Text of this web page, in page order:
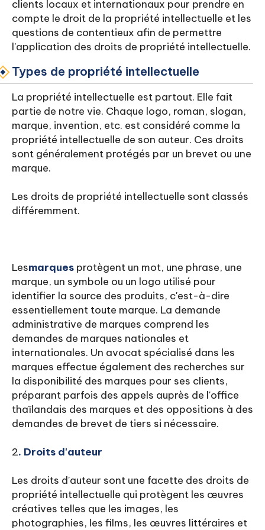
clients locaux et internationaux pour prendre en
compte le droit de la propriété intellectuelle et les
questions de contentieux afin de permettre
l'application des droits de propriété intellectuelle.
Types de propriété intellectuelle
La propriété intellectuelle est partout. Elle fait
partie de notre vie. Chaque logo, roman, slogan,
marque, invention, etc. est considéré comme la
propriété intellectuelle de son auteur. Ces droits
sont généralement protégés par un brevet ou une
marque.
Les droits de propriété intellectuelle sont classés
différemment.
Lesmarques protègent un mot, une phrase, une
marque, un symbole ou un logo utilisé pour
identifier la source des produits, c'est-à-dire
essentiellement toute marque. La demande
administrative de marques comprend les
demandes de marques nationales et
internationales. Un avocat spécialisé dans les
marques effectue également des recherches sur
la disponibilité des marques pour ses clients,
préparant parfois des appels auprès de l'office
thaïlandais des marques et des oppositions à des
demandes de brevet de tiers si nécessaire.
2. Droits d'auteur
Les droits d'auteur sont une facette des droits de
propriété intellectuelle qui protègent les œuvres
créatives telles que les images, les
photographies, les films, les œuvres littéraires et